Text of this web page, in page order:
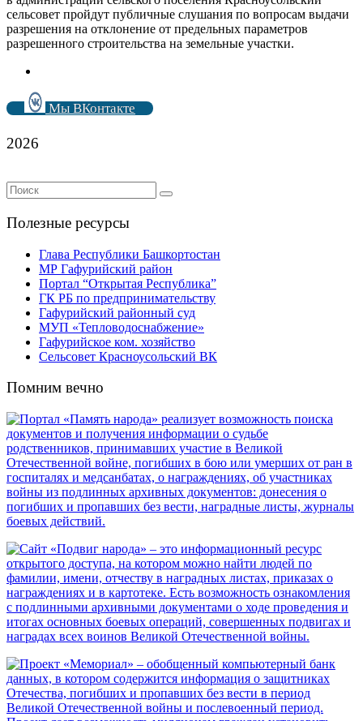
сельсовет пройдут публичные слушания по вопросам выдачи
разрешения на отклонение от предельных параметров
разрешенного строительства на земельные участки.
Мы ВКонтакте
2026
Полезные ресурсы
Глава Республики Башкортостан
МР Гафурийский район
Портал “Открытая Республика”
ГК РБ по предпринимательству
Гафурийский районный суд
МУП «Тепловодоснабжение»
Гафурийское ком. хозяйство
Сельсовет Красноусольский ВК
Помним вечно